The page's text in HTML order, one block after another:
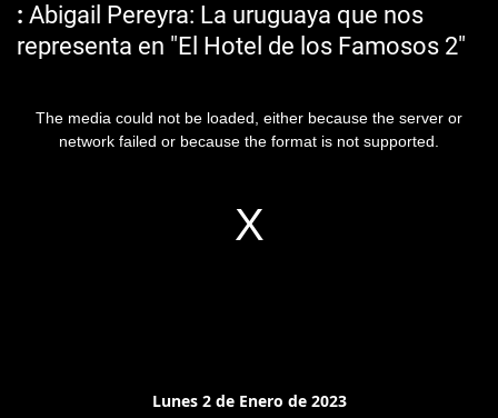
Abigail Pereyra: La uruguaya que nos
representa en "El Hotel de los Famosos 2"
The media could not be loaded, either because the server or
network failed or because the format is not supported.
Lunes 2 de Enero de 2023